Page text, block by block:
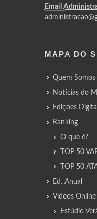
Email
MAPA DO
Quem Somos
Notícias do
Edições
Ranking
O que é?
TOP 50
TOP 50
Ed. Anual
Vídeos Online
Estúdio